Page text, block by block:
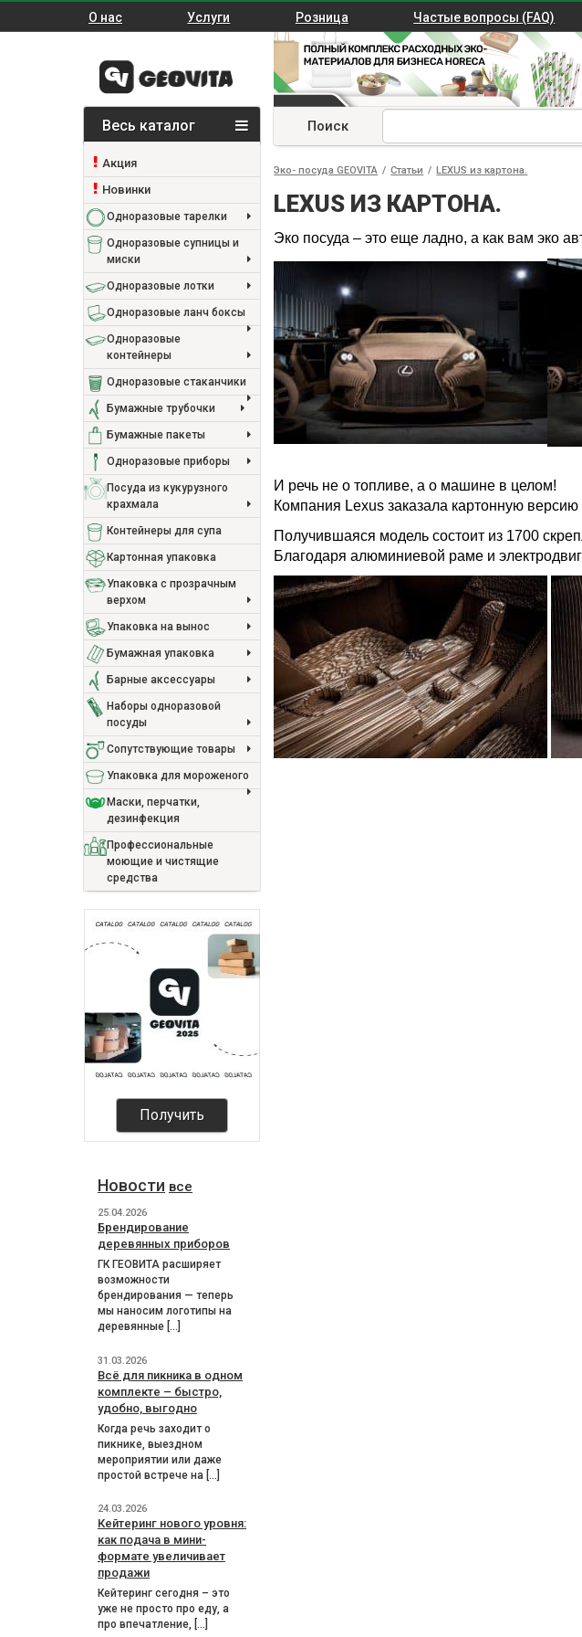
О нас Услуги Розница Частые вопросы (FAQ)
Весь каталог Поиск
Акция
Новинки
Одноразовые тарелки
Одноразовые супницы и
миски
Одноразовые лотки
Одноразовые ланч боксы
Одноразовые
контейнеры
Одноразовые стаканчики
Бумажные трубочки
Бумажные пакеты
Одноразовые приборы
Посуда из кукурузного
крахмала
Контейнеры для супа
Картонная упаковка
Упаковка с прозрачным
верхом
Упаковка на вынос
Бумажная упаковка
Барные аксессуары
Наборы одноразовой
посуды
Сопутствующие товары
Упаковка для мороженого
Маски, перчатки,
дезинфекция
Профессиональные
моющие и чистящие
средства
Получить
Новости все
25.04.2026
Брендирование
деревянных приборов
ГК ГЕОВИТА расширяет
возможности
брендирования — теперь
мы наносим логотипы на
деревянные […]
31.03.2026
Всё для пикника в одном
комплекте – быстро,
удобно, выгодно
Когда речь заходит о
пикнике, выездном
мероприятии или даже
простой встрече на […]
24.03.2026
Кейтеринг нового уровня:
как подача в мини-
формате увеличивает
продажи
Кейтеринг сегодня – это
уже не просто про еду, а
про впечатление, […]
Эко- посуда GEOVITA / Статьи / LEXUS из картона.
LEXUS ИЗ КАРТОНА.
Эко посуда – это еще ладно, а как вам эко
И речь не о топливе, а о машине в целом!
Компания Lexus заказала картонную
Получившаяся модель состоит из 1700
Благодаря алюминиевой раме и